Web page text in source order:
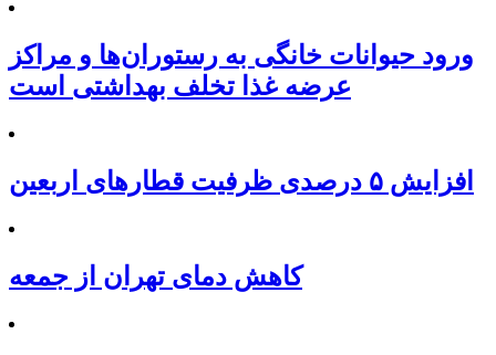
ورود حیوانات خانگی به رستوران‌ها و مراکز
عرضه غذا تخلف بهداشتی است
افزایش ۵ درصدی ظرفیت قطارهای اربعین
کاهش دمای تهران از جمعه